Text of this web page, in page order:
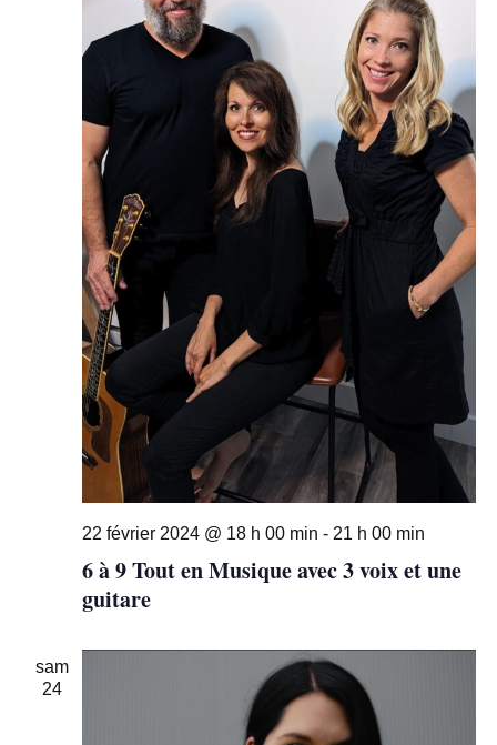
6 à 9 Tout en Musique avec 3 voix et une
guitare
22 février 2024 @ 18 h 00 min - 21 h 00 min
sam
24